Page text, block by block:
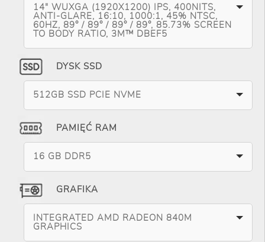
14" WUXGA (1920X1200) IPS, 400NITS,
ANTI-GLARE, 16:10, 1000:1, 45% NTSC,
60HZ, 89° / 89° / 89° / 89°, 85.73% SCREEN
TO BODY RATIO, 3M™ DBEF5
DYSK SSD
512GB SSD PCIE NVME
PAMIĘĆ RAM
16 GB DDR5
GRAFIKA
INTEGRATED AMD RADEON 840M
GRAPHICS